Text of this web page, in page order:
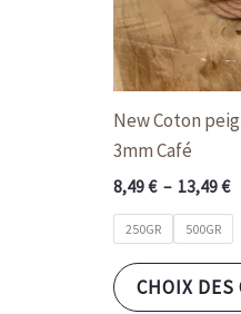
New Coton
3mm Café
8,49€ – 13,49€
250GR 500GR
CHOIX